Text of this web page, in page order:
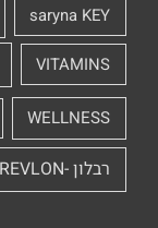
saryna KEY
VITAMINS
WELLNESS
רבלון -REVLON